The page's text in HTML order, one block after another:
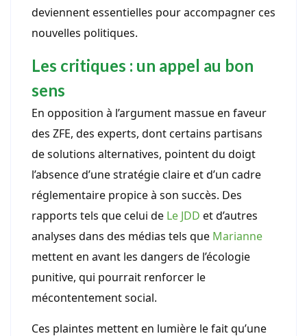
deviennent essentielles pour accompagner ces
nouvelles politiques.
Les critiques : un appel au bon
sens
En opposition à l’argument massue en faveur
des ZFE, des experts, dont certains partisans
de solutions alternatives, pointent du doigt
l’absence d’une stratégie claire et d’un cadre
réglementaire propice à son succès. Des
rapports tels que celui de Le JDD et d’autres
analyses dans des médias tels que Marianne
mettent en avant les dangers de l’écologie
punitive, qui pourrait renforcer le
mécontentement social.
Ces plaintes mettent en lumière le fait qu’une